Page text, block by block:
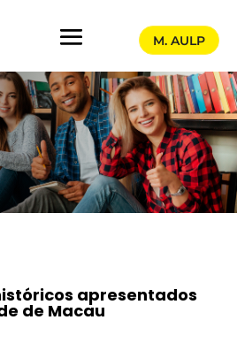
M. AULP
apresentados
de Macau